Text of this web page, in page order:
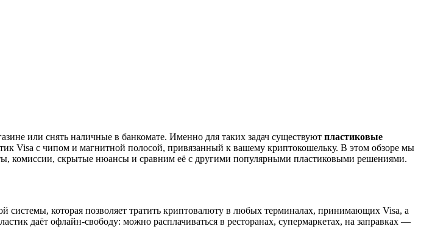
или снять наличные в банкомате. Именно для таких задач существуют пластиковые
Visa с чипом и магнитной полосой, привязанный к вашему криптокошельку. В этом обзоре мы
комиссии, скрытые нюансы и сравним её с другими популярными пластиковыми решениями.
системы, которая позволяет тратить криптовалюту в любых терминалах, принимающих Visa, а
даёт офлайн-свободу: можно расплачиваться в ресторанах, супермаркетах, на заправках —